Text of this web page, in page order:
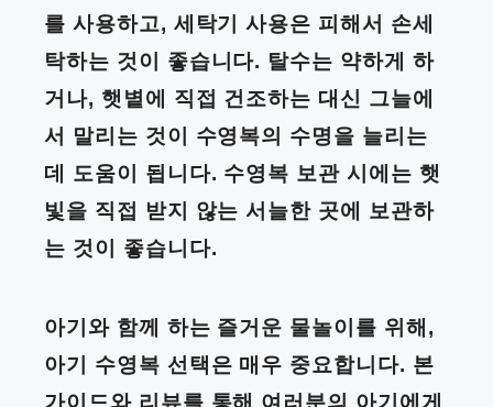
를 사용하고, 세탁기 사용은 피해서 손세
탁하는 것이 좋습니다. 탈수는 약하게 하
거나, 햇볕에 직접 건조하는 대신 그늘에
서 말리는 것이 수영복의 수명을 늘리는
데 도움이 됩니다. 수영복 보관 시에는 햇
빛을 직접 받지 않는 서늘한 곳에 보관하
는 것이 좋습니다.
아기와 함께 하는 즐거운 물놀이를 위해,
아기 수영복 선택은 매우 중요합니다. 본
가이드와 리뷰를 통해 여러분의 아기에게